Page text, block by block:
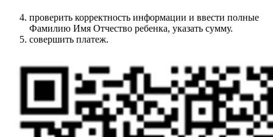
проверить корректность информации и ввести полные
Фамилию Имя Отчество ребенка, указать сумму.
совершить платеж.